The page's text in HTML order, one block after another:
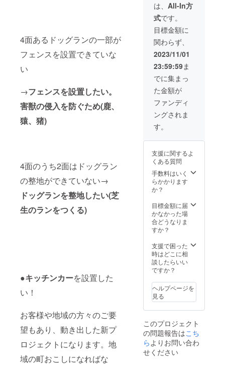
4面あるドッグランの一部が
フェンスを設置できていな
い
→フェンスを設置したい。
害獣の侵入を防ぐため(鹿、
猿、猪)
4面のうち2面はドッグラン
の整地ができていない→
ドッグランを整地したい(芝
生のランをつくる)
●キッチンカーを設置した
い！
お客様や地域の方々のご要
望もあり、動き出した新プ
ロジェクトになります。地
域の町おこしになればな
は、 All-In方
式です。
目標金額に
関わらず、
2023/11/01
23:59:59ま
でに集まっ
た金額が
ファンディ
ングされま
す。
支援に関するよ
くある質問
手数料はいく
らかかります
か？
目標金額に届
かなかった場
合どうなりま
すか？
支援で困った
時はどこに相
談したらいい
ですか？
ヘルプページを
見る
このプロジェクト
の問題報告はこち
らよりお問い合わ
せください